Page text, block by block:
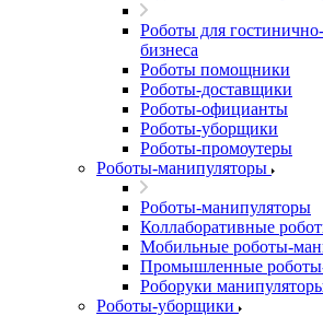
Роботы для
бизнеса
Роботы помощники
Роботы-доставщики
Роботы-официанты
Роботы-уборщики
Роботы-промоутеры
Роботы-манипуляторы
Роботы-манипуляторы
Коллаборативные
Мобильные роботы-
Промышленные
Роборуки
Роботы-уборщики